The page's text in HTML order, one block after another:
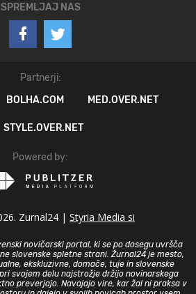
SPREMLJAJ NAS
Partnerji:
BOLHA.COM MED.OVER.NET
STYLE.OVER.NET
Powered by:
Zurnal24 | Styria Media si
novičarski portal, ki se po dosegu uvršča
slovenske spletne strani. Žurnal24 je mesto,
ekskluzivne, domače, tuje in slovenske
svojem delu najstrožje držijo novinarskega
preverjajo. Navajajo vire, kar žal ni praksa v